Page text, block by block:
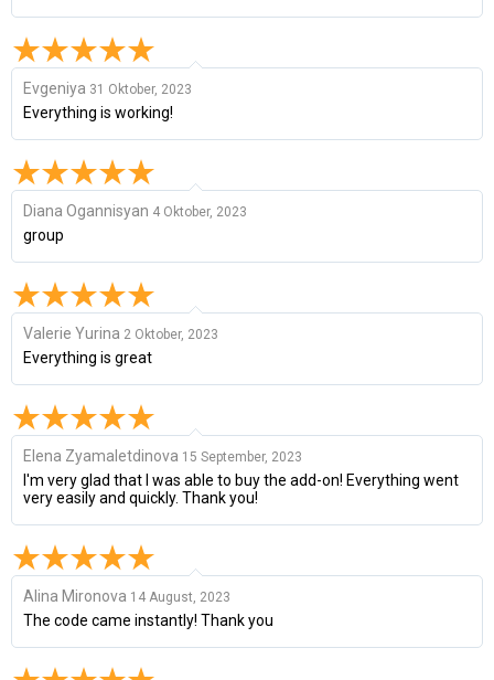
Evgeniya 31 Oktober, 2023
Everything is working!
Diana Ogannisyan 4 Oktober, 2023
group
Valerie Yurina 2 Oktober, 2023
Everything is great
Elena Zyamaletdinova 15 September, 2023
I'm very glad that I was able to buy the add-on! Everything went
very easily and quickly. Thank you!
Alina Mironova 14 August, 2023
The code came instantly! Thank you